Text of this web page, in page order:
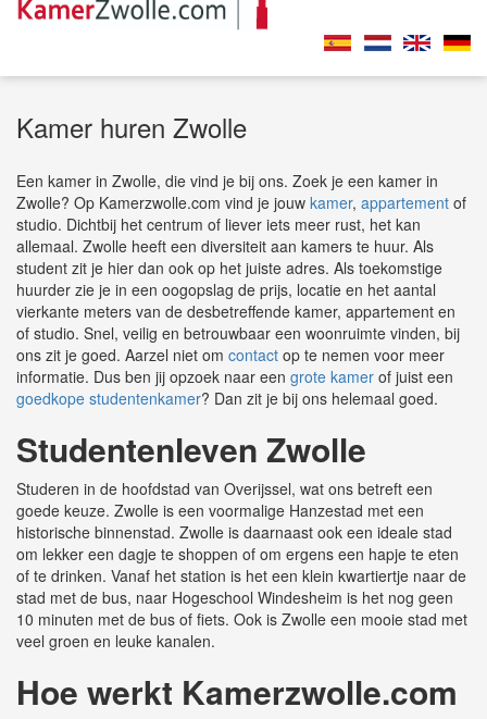
Kamer huren Zwolle
Een kamer in Zwolle, die vind je bij ons. Zoek je een kamer in
Zwolle? Op Kamerzwolle.com vind je jouw kamer, appartement of
studio. Dichtbij het centrum of liever iets meer rust, het kan
allemaal. Zwolle heeft een diversiteit aan kamers te huur. Als
student zit je hier dan ook op het juiste adres. Als toekomstige
huurder zie je in een oogopslag de prijs, locatie en het aantal
vierkante meters van de desbetreffende kamer, appartement en
of studio. Snel, veilig en betrouwbaar een woonruimte vinden, bij
ons zit je goed. Aarzel niet om contact op te nemen voor meer
informatie. Dus ben jij opzoek naar een grote kamer of juist een
goedkope studentenkamer? Dan zit je bij ons helemaal goed.
Studentenleven Zwolle
Studeren in de hoofdstad van Overijssel, wat ons betreft een
goede keuze. Zwolle is een voormalige Hanzestad met een
historische binnenstad. Zwolle is daarnaast ook een ideale stad
om lekker een dagje te shoppen of om ergens een hapje te eten
of te drinken. Vanaf het station is het een klein kwartiertje naar de
stad met de bus, naar Hogeschool Windesheim is het nog geen
10 minuten met de bus of fiets. Ook is Zwolle een mooie stad met
veel groen en leuke kanalen.
Hoe werkt Kamerzwolle.com